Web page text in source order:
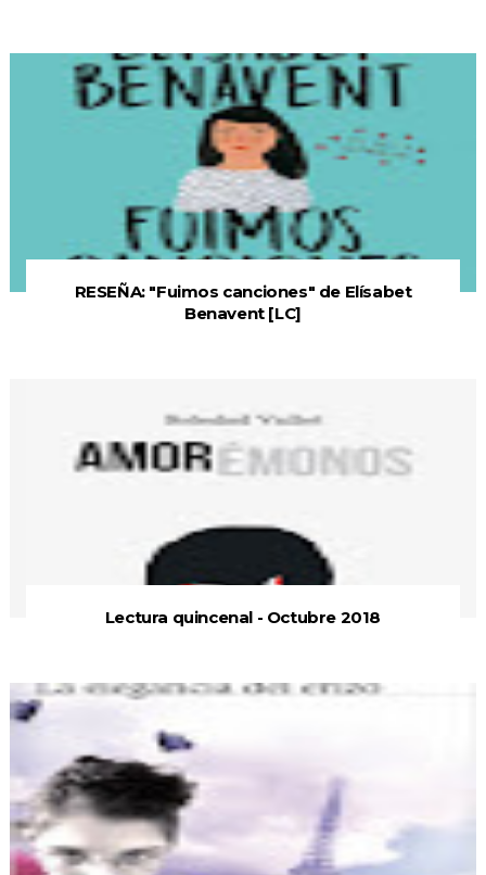
RESEÑA: "Fuimos canciones" de Elísabet
Benavent [LC]
Lectura quincenal - Octubre 2018